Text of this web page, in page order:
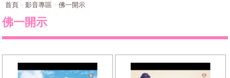
首頁 影音專區 佛一開示
佛一開示